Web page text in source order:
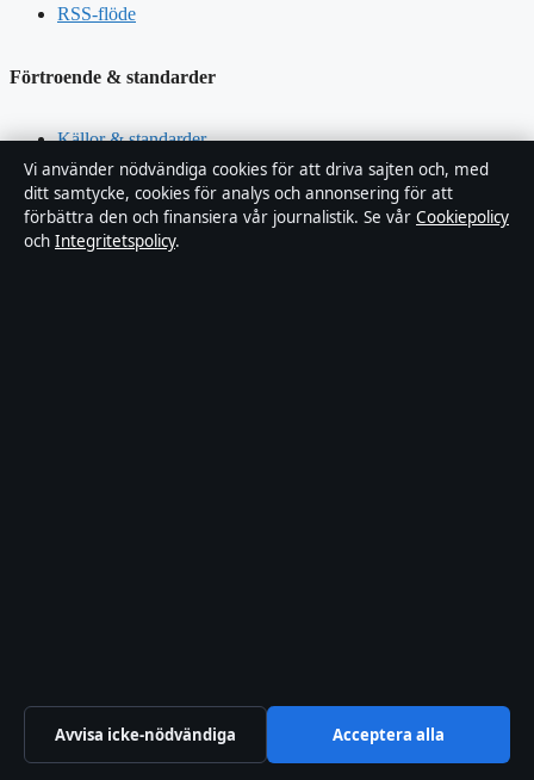
RSS-flöde
Förtroende & standarder
Källor & standarder
Redaktionell policy
Rättelsepolicy
Så verifierar vi vår rapportering
Vi använder nödvändiga cookies för att driva sajten och, med
ditt samtycke, cookies för analys och annonsering för att
förbättra den och finansiera vår journalistik. Se vår Cookiepolicy
och Integritetspolicy.
Avvisa icke-nödvändiga Acceptera alla